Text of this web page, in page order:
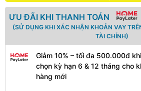
ƯU ĐÃI KHI THANH TOÁN
(SỬ DỤNG KHI XÁC NHẬN KHOẢN VAY
TÀI CHÍNH)
Giảm 10% – tối đa 500.000đ khi
chọn kỳ hạn 6 & 12 tháng cho
hàng mới